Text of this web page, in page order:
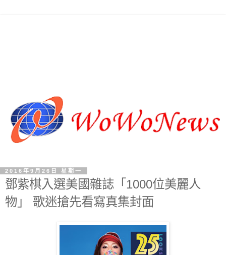
2016年9月26日 星期一
鄧紫棋入選美國雜誌「1000位美麗人
物」 歌迷搶先看寫真集封面